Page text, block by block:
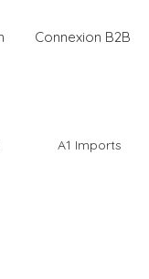
Connexion B2B
A1 Imports